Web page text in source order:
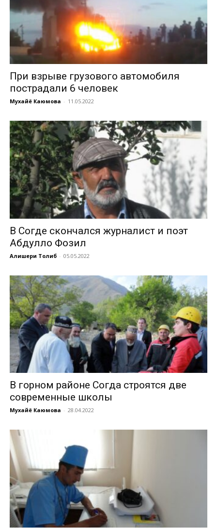
При взрыве грузового автомобиля
пострадали 6 человек
Мухайё Каюмова - 11.05.2022
В Согде скончался журналист и поэт
Абдулло Фозил
Алишери Толиб - 05.05.2022
В горном районе Согда строятся две
современные школы
Мухайё Каюмова - 28.04.2022